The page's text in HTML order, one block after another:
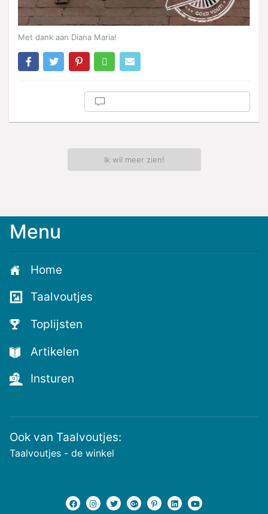
Met dank aan Diana Maria!
Ik wil meer zien!
Meld
voor
de
nieuwste
voutjes
en
de
voutste
nieuwtjes!
Menu
Home
Taalvoutjes
Toplijsten
Artikelen
Insturen
Ook van Taalvoutjes:
Taalvoutjes - de winkel